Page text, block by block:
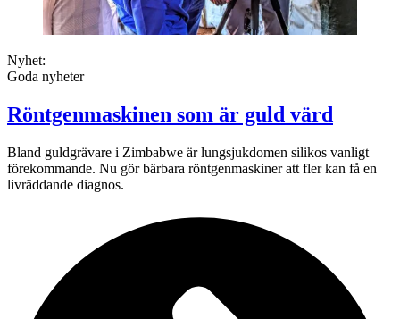
Nyhet:
Goda nyheter
Röntgenmaskinen som är guld värd
Bland guldgrävare i Zimbabwe är lungsjukdomen silikos vanligt
förekommande. Nu gör bärbara röntgenmaskiner att fler kan få en
livräddande diagnos.